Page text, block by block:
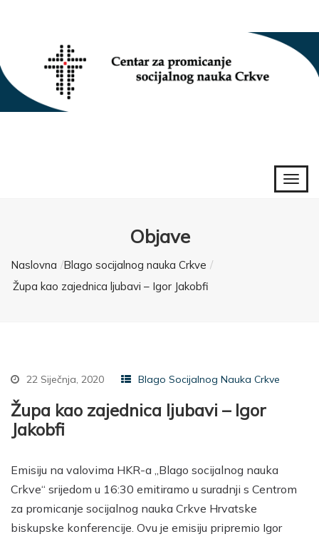
Objave
Naslovna Blago socijalnog nauka Crkve
Župa kao zajednica ljubavi – Igor Jakobfi
22 Siječnja, 2020 Blago Socijalnog Nauka Crkve
Župa kao zajednica ljubavi – Igor
Jakobfi
Emisiju na valovima HKR-a „Blago socijalnog nauka
Crkve“ srijedom u 16:30 emitiramo u suradnji s Centrom
za promicanje socijalnog nauka Crkve Hrvatske
biskupske konferencije. Ovu je emisiju pripremio Igor